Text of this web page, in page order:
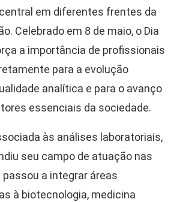
em diferentes frentes da
Celebrado em 8 de maio, o Dia
a importância de profissionais
para a evolução
analítica e para o avanço
essenciais da sociedade.
às análises laboratoriais,
seu campo de atuação nas
a integrar áreas
à biotecnologia, medicina